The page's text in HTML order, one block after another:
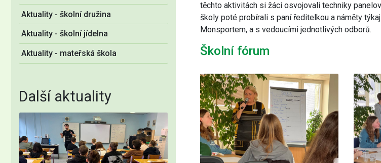
Aktuality - školní družina
Aktuality - školní jídelna
Aktuality - mateřská škola
Další aktuality
těchto aktivitách si žáci osvojovali techniky
školy poté probírali s paní ředitelkou a náměty
Monsportem, a s vedoucími jednotlivých odborů.
Školní fórum